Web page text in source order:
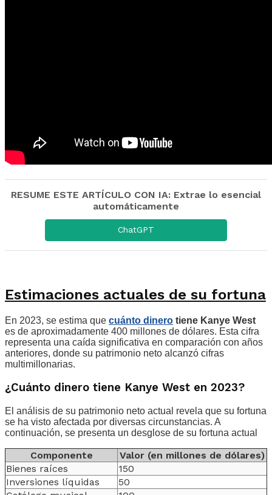
RESUME ESTE ARTÍCULO CON IA: Extrae lo esencial
automáticamente
ChatGPT
Estimaciones actuales de su fortuna
En 2023, se estima que cuánto dinero tiene Kanye West
es de aproximadamente 400 millones de dólares. Esta cifra
representa una caída significativa en comparación con años
anteriores, donde su patrimonio neto alcanzó cifras
multimillonarias.
¿Cuánto dinero tiene Kanye West en 2023?
El análisis de su patrimonio neto actual revela que su fortuna
se ha visto afectada por diversas circunstancias. A
continuación, se presenta un desglose de su fortuna actual
Componente
Valor (en millones de dólares)
Bienes raíces
150
Inversiones líquidas
50